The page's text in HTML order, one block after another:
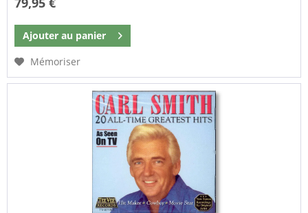
Ajouter au panier
Mémoriser